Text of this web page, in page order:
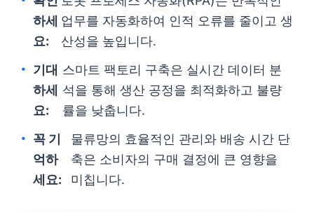
하세
요:
업무를 자동화하여 인적 오류를 줄이고 생
산성을 높입니다.
기대
하세
요:
스마트 팩토리 구축은 실시간 데이터 분
석을 통해 생산 공정을 최적화하고 불량
률을 낮춥니다.
꼭 기
억하
세요:
물류망의 효율적인 관리와 배송 시간 단
축은 소비자의 구매 결정에 큰 영향을
미칩니다.